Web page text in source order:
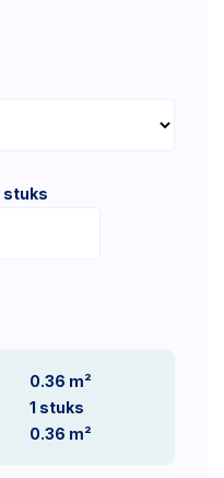
stuks
0.36 m²
1 stuks
0.36 m²